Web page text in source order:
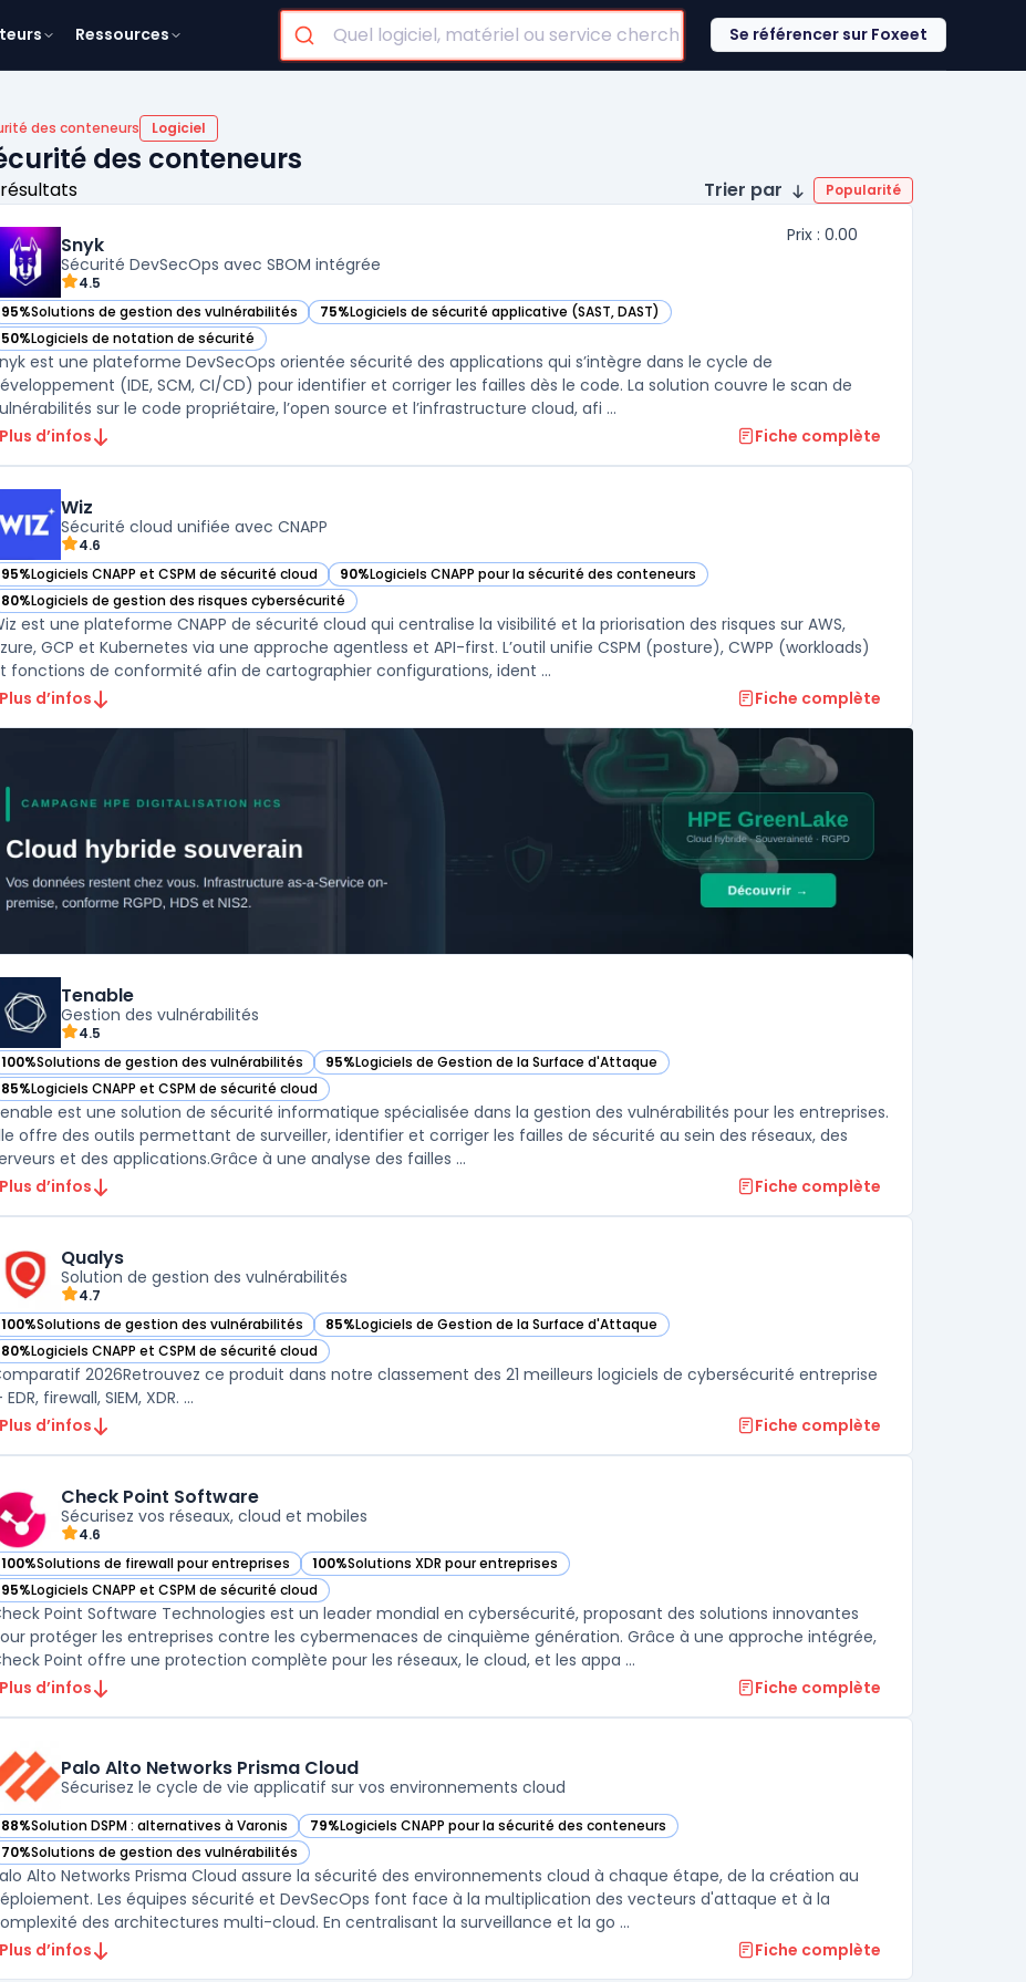
Ressources Se référencer sur Foxeet
des conteneurs Logiciel
des conteneurs
Trier par Popularité
Snyk
Sécurité DevSecOps avec SBOM intégrée
4.5
Prix : 0.00
95%Solutions de gestion des vulnérabilités
— voir Snyk dans cette catégorie 75%Logiciels de sécurité applicative (SAST, DAST)
— voir Snyk dans cette catégorie
50%Logiciels de notation de sécurité
— voir Snyk dans cette catégorie
est une plateforme DevSecOps orientée sécurité des applications qui s’intègre dans le cycle de
(IDE, SCM, CI/CD) pour identifier et corriger les failles dès le code. La solution couvre le scan de
sur le code propriétaire, l’open source et l’infrastructure cloud, afi ...
Plus d’infos
Fiche complète
Wiz
Sécurité cloud unifiée avec CNAPP
4.6
95%Logiciels CNAPP et CSPM de sécurité cloud
— voir Wiz dans cette catégorie 90%Logiciels CNAPP pour la sécurité des conteneurs
— voir Wiz dans cette catégorie
80%Logiciels de gestion des risques cybersécurité
— voir Wiz dans cette catégorie
est une plateforme CNAPP de sécurité cloud qui centralise la visibilité et la priorisation des risques sur AWS,
GCP et Kubernetes via une approche agentless et API-first. L’outil unifie CSPM (posture), CWPP (workloads)
fonctions de conformité afin de cartographier configurations, ident ...
Plus d’infos
Fiche complète
Tenable
Gestion des vulnérabilités
4.5
100%Solutions de gestion des vulnérabilités
— voir Tenable dans cette catégorie 95%Logiciels de Gestion de la Surface d'Attaque
— voir Tenable dans cette catégorie
85%Logiciels CNAPP et CSPM de sécurité cloud
— voir Tenable dans cette catégorie
est une solution de sécurité informatique spécialisée dans la gestion des vulnérabilités pour les entreprises.
offre des outils permettant de surveiller, identifier et corriger les failles de sécurité au sein des réseaux, des
serveurs et des applications.Grâce à une analyse des failles ...
Plus d’infos
Fiche complète
Qualys
Solution de gestion des vulnérabilités
4.7
100%Solutions de gestion des vulnérabilités
— voir Qualys dans cette catégorie 85%Logiciels de Gestion de la Surface d'Attaque
— voir Qualys dans cette catégorie
80%Logiciels CNAPP et CSPM de sécurité cloud
— voir Qualys dans cette catégorie
2026Retrouvez ce produit dans notre classement des 21 meilleurs logiciels de cybersécurité entreprise
firewall, SIEM, XDR. ...
Plus d’infos
Fiche complète
Check Point Software
Sécurisez vos réseaux, cloud et mobiles
4.6
100%Solutions de firewall pour entreprises
— voir Check Point Software dans cette catégorie
100%Solutions XDR pour entreprises
— voir Check Point Software dans cette catégorie
95%Logiciels CNAPP et CSPM de sécurité cloud
— voir Check Point Software dans cette catégorie
Point Software Technologies est un leader mondial en cybersécurité, proposant des solutions innovantes
protéger les entreprises contre les cybermenaces de cinquième génération. Grâce à une approche intégrée,
Point offre une protection complète pour les réseaux, le cloud, et les appa ...
Plus d’infos
Fiche complète
Palo Alto Networks Prisma Cloud
Sécurisez le cycle de vie applicatif sur vos environnements cloud
88%Solution DSPM : alternatives à Varonis
— voir Palo Alto Networks Prisma Cloud dans cette catégorie
79%Logiciels CNAPP pour la sécurité des conteneurs
— voir Palo Alto Networks Prisma Cloud dans cette catégorie
70%Solutions de gestion des vulnérabilités
— voir Palo Alto Networks Prisma Cloud dans cette catégorie
Alto Networks Prisma Cloud assure la sécurité des environnements cloud à chaque étape, de la création au
Les équipes sécurité et DevSecOps font face à la multiplication des vecteurs d'attaque et à la
des architectures multi-cloud. En centralisant la surveillance et la go ...
Plus d’infos
Fiche complète